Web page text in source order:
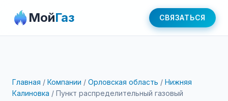
МойГаз СВЯЗАТЬСЯ
Главная / Компании / Орловская область / Нижняя
Калиновка / Пункт распределительный газовый